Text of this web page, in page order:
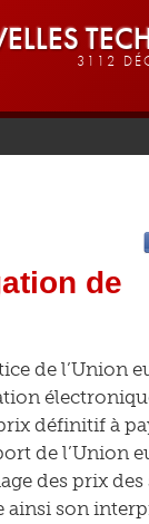
3112
de
de l’Union
définitif à
de l’Union
des prix des
ainsi son